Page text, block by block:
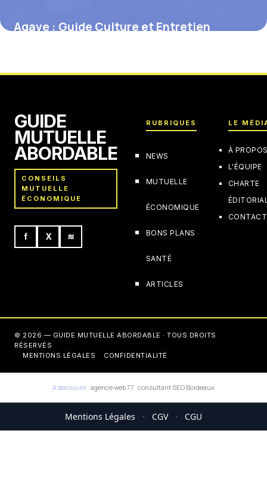
Agave : Guide Culture et Entretien
GUIDE
MUTUELLE
ABORDABLE
CONSEILS
MUTUELLE
ÉCONOMIQUE
f X ≋
RUBRIQUES
NEWS
MUTUELLE
ÉCONOMIQUE
BONS PLANS
SANTÉ
ARTICLES
LE
À
L'ÉQUIPE
CHARTE
CONTACT
© 2026 — GUIDE MUTUELLE ABORDABLE · TOUS DROITS
RÉSERVÉS
MENTIONS LÉGALES
CONFIDENTIALITÉ
A decouvrir : agence web 77 ·consultant SEO Bordeaux
Mentions Légales · CGV · CGU